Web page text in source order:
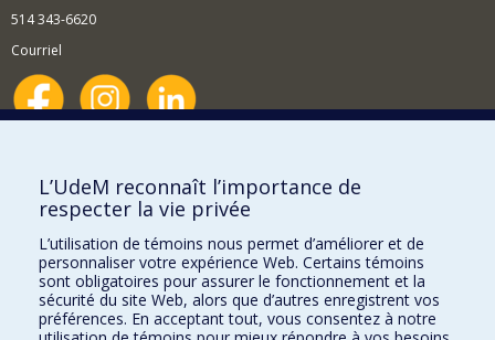
514 343-6620
Courriel
Comment soutenir le Département?
BESOIN D'AIDE?
Plan du site
Signaler une erreur
Accessibilité
L’UdeM reconnaît l’importance de
respecter la vie privée
L’utilisation de témoins nous permet d’améliorer et de
personnaliser votre expérience Web. Certains témoins
sont obligatoires pour assurer le fonctionnement et la
sécurité du site Web, alors que d’autres enregistrent vos
préférences. En acceptant tout, vous consentez à notre